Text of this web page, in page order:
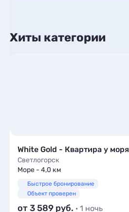
Хиты категории
White Gold - Квартира у моря
Светлогорск
Море - 4,0 км
Быстрое бронирование
Объект проверен
от 3 589 · 1 ночь